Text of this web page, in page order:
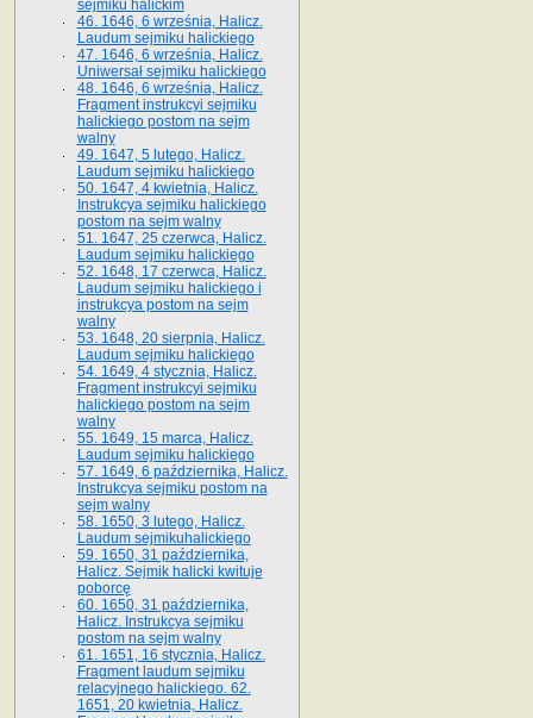
sejmiku halickim
46. 1646, 6 września, Halicz.
Laudum sejmiku halickiego
47. 1646, 6 września, Halicz.
Uniwersał sejmiku halickiego
48. 1646, 6 września, Halicz.
Fragment instrukcyi sejmiku
halickiego postom na sejm
walny
49. 1647, 5 lutego, Halicz.
Laudum sejmiku halickiego
50. 1647, 4 kwietnia, Halicz.
Instrukcya sejmiku halickiego
postom na sejm walny
51. 1647, 25 czerwca, Halicz.
Laudum sejmiku halickiego
52. 1648, 17 czerwca, Halicz.
Laudum sejmiku halickiego i
instrukcya postom na sejm
walny
53. 1648, 20 sierpnia, Halicz.
Laudum sejmiku halickiego
54. 1649, 4 stycznia, Halicz.
Fragment instrukcyi sejmiku
halickiego postom na sejm
walny
55. 1649, 15 marca, Halicz.
Laudum sejmiku halickiego
57. 1649, 6 października, Halicz.
Instrukcya sejmiku postom na
sejm walny
58. 1650, 3 lutego, Halicz.
Laudum sejmikuhalickiego
59. 1650, 31 października,
Halicz. Sejmik halicki kwituje
poborcę
60. 1650, 31 października,
Halicz. Instrukcya sejmiku
postom na sejm walny
61. 1651, 16 stycznia, Halicz.
Fragment laudum sejmiku
relacyjnego halickiego. 62.
1651, 20 kwietnia, Halicz.